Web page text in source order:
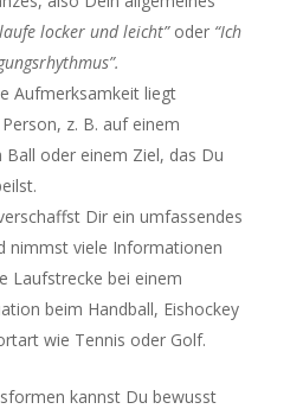
locker und leicht”oder “Ich
Aufmerksamkeit liegt
z. B. auf einem
Ball oder einem Ziel, das Du
Dir ein umfassendes
nimmst viele Informationen
Laufstrecke bei einem
beim Handball, Eishockey
wie Tennis oder Golf.
kannst Du bewusst